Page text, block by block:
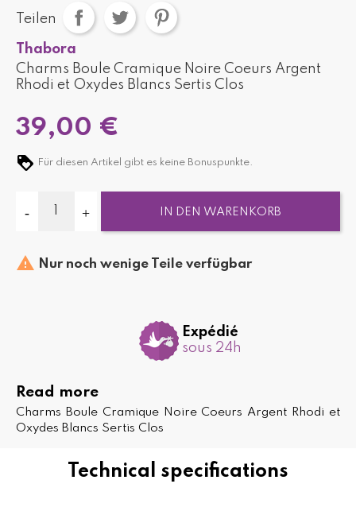
Technical specifications
Teilen
Thabora
Charms Boule Cramique Noire Coeurs Argent
Rhodi et Oxydes Blancs Sertis Clos
39,00 €
Für diesen Artikel gibt es keine Bonuspunkte.
IN DEN WARENKORB
 Nur noch wenige Teile verfügbar
Expédié
sous 24h
Read more
Charms Boule Cramique Noire Coeurs Argent Rhodi et
Oxydes Blancs Sertis Clos